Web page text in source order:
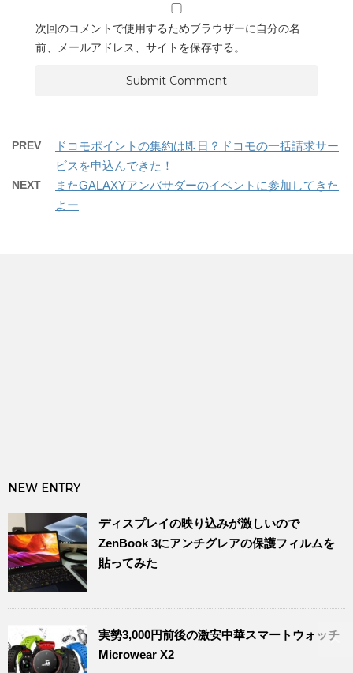
次回のコメントで使用するためブラウザーに自分の名
前、メールアドレス、サイトを保存する。
PREV
ドコモポイントの集約は即日？ドコモの一括請求サー
ビスを申込んできた！
NEXT
またGALAXYアンバサダーのイベントに参加してきた
よー
NEW ENTRY
ディスプレイの映り込みが激しいので
ZenBook 3にアンチグレアの保護フィルムを
貼ってみた
実勢3,000円前後の激安中華スマートウォッチ
Microwear X2